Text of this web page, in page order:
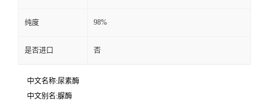
纯度 98%
是否进口 否
中文名称:尿素酶
中文别名:脲酶